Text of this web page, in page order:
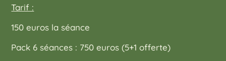
Tarif :
150 euros la séance
Pack 6 séances : 750 euros (5+1 offerte)